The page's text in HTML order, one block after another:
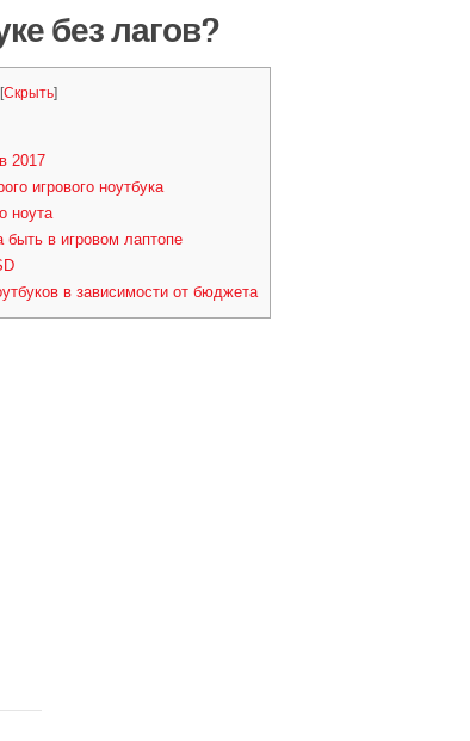
без лагов?
[Скрыть]
2017
игрового ноутбука
ноута
в игровом лаптопе
в зависимости от бюджета